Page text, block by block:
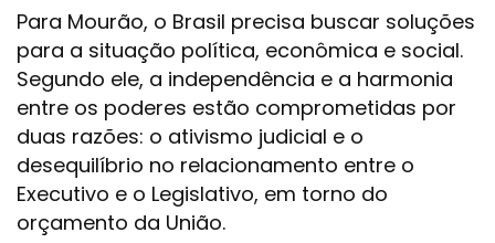
Para Mourão, o Brasil precisa buscar soluções
para a situação política, econômica e social.
Segundo ele, a independência e a harmonia
entre os poderes estão comprometidas por
duas razões: o ativismo judicial e o
desequilíbrio no relacionamento entre o
Executivo e o Legislativo, em torno do
orçamento da União.